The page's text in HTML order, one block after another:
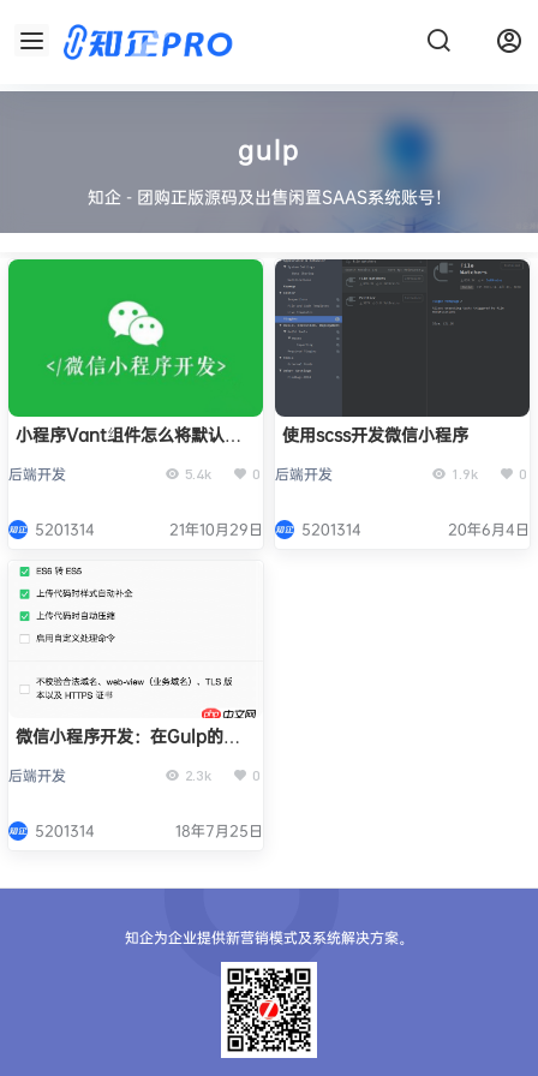
gulp
知企 - 团购正版源码及出售闲置SAAS系统账号！
小程序Vant组件怎么将默认样
后端开发 5.4k 0
5201314 21年10月29日
使用scss开发微信小程序
后端开发 1.9k 0
5201314 20年6月4日
微信小程序开发：在Gulp的基
后端开发 2.3k 0
5201314 18年7月25日
知企为企业提供新营销模式及系统解决方案。